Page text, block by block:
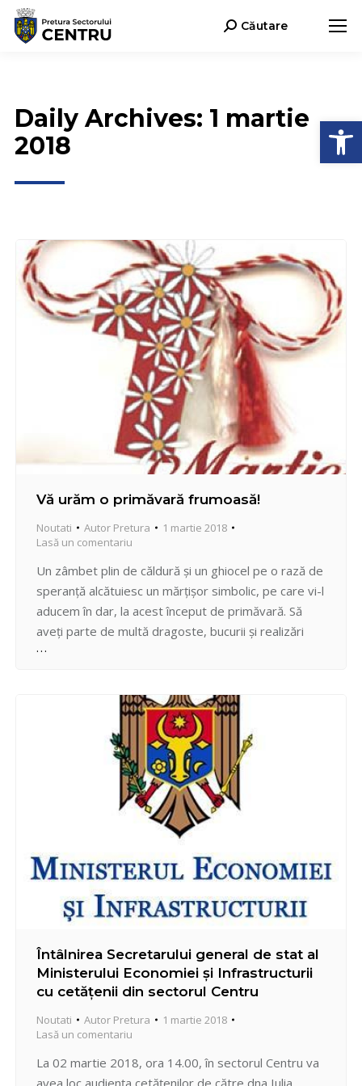
Search:Căutare
Daily Archives: 1 martie
2018
Vă urăm o primăvară frumoasă!
Noutati Autor Pretura
1 martie 2018
Lasă un comentariu
Un zâmbet plin de căldură şi un ghiocel pe o rază de
speranţă alcătuiesc un mărţişor simbolic, pe care vi-l
aducem în dar, la acest început de primăvară. Să
aveţi parte de multă dragoste, bucurii şi realizări
frumoase! Colectivul Preturii sectorului Centru
Întâlnirea Secretarului general de stat al
Ministerului Economiei şi Infrastructurii
cu cetăţenii din sectorul Centru
Noutati Autor Pretura
1 martie 2018
Lasă un comentariu
La 02 martie 2018, ora 14.00, în sectorul Centru va